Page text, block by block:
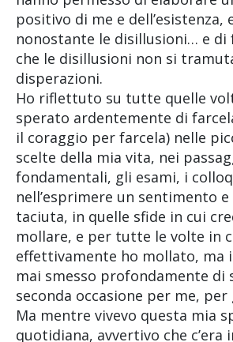
positivo di me e dell’esistenza,
nonostante le disillusioni… e di
che le disillusioni non si
disperazioni.
Ho riflettuto su tutte quelle
sperato ardentemente di
il coraggio per farcela) nelle
scelte della mia vita, nei
fondamentali, gli esami, i
nell’esprimere un sentimento e
taciuta, in quelle sfide in cui
mollare, e per tutte le volte in
effettivamente ho mollato, ma
mai smesso profondamente di
seconda occasione per me,
Ma mentre vivevo questa mia
quotidiana, avvertivo che c’era